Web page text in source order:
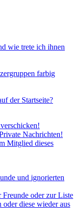
wie trete ich ihnen
farbig
der Startseite?
Nachrichten!
Mitglied dieses
und ignorierten
oder zur Liste
diese wieder aus